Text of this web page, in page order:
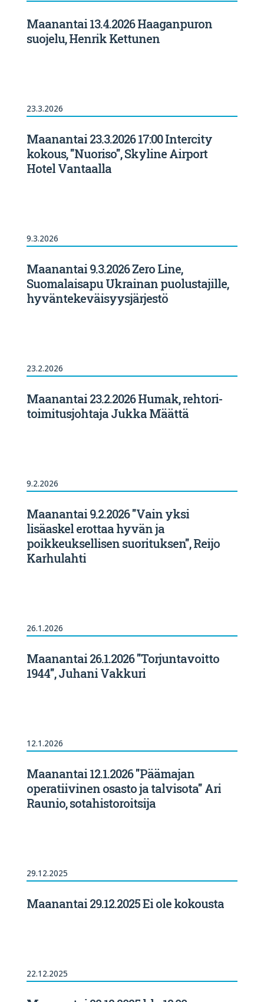
Maanantai 13.4.2026 Haaganpuron
suojelu, Henrik Kettunen
23.3.2026
Maanantai 23.3.2026 17:00 Intercity
kokous, "Nuoriso", Skyline Airport
Hotel Vantaalla
9.3.2026
Maanantai 9.3.2026 Zero Line,
Suomalaisapu Ukrainan puolustajille,
hyväntekeväisyysjärjestö
23.2.2026
Maanantai 23.2.2026 Humak, rehtori-
toimitusjohtaja Jukka Määttä
9.2.2026
Maanantai 9.2.2026 "Vain yksi
lisäaskel erottaa hyvän ja
poikkeuksellisen suorituksen", Reijo
Karhulahti
26.1.2026
Maanantai 26.1.2026 "Torjuntavoitto
1944", Juhani Vakkuri
12.1.2026
Maanantai 12.1.2026 "Päämajan
operatiivinen osasto ja talvisota" Ari
Raunio, sotahistoroitsija
29.12.2025
Maanantai 29.12.2025 Ei ole kokousta
22.12.2025